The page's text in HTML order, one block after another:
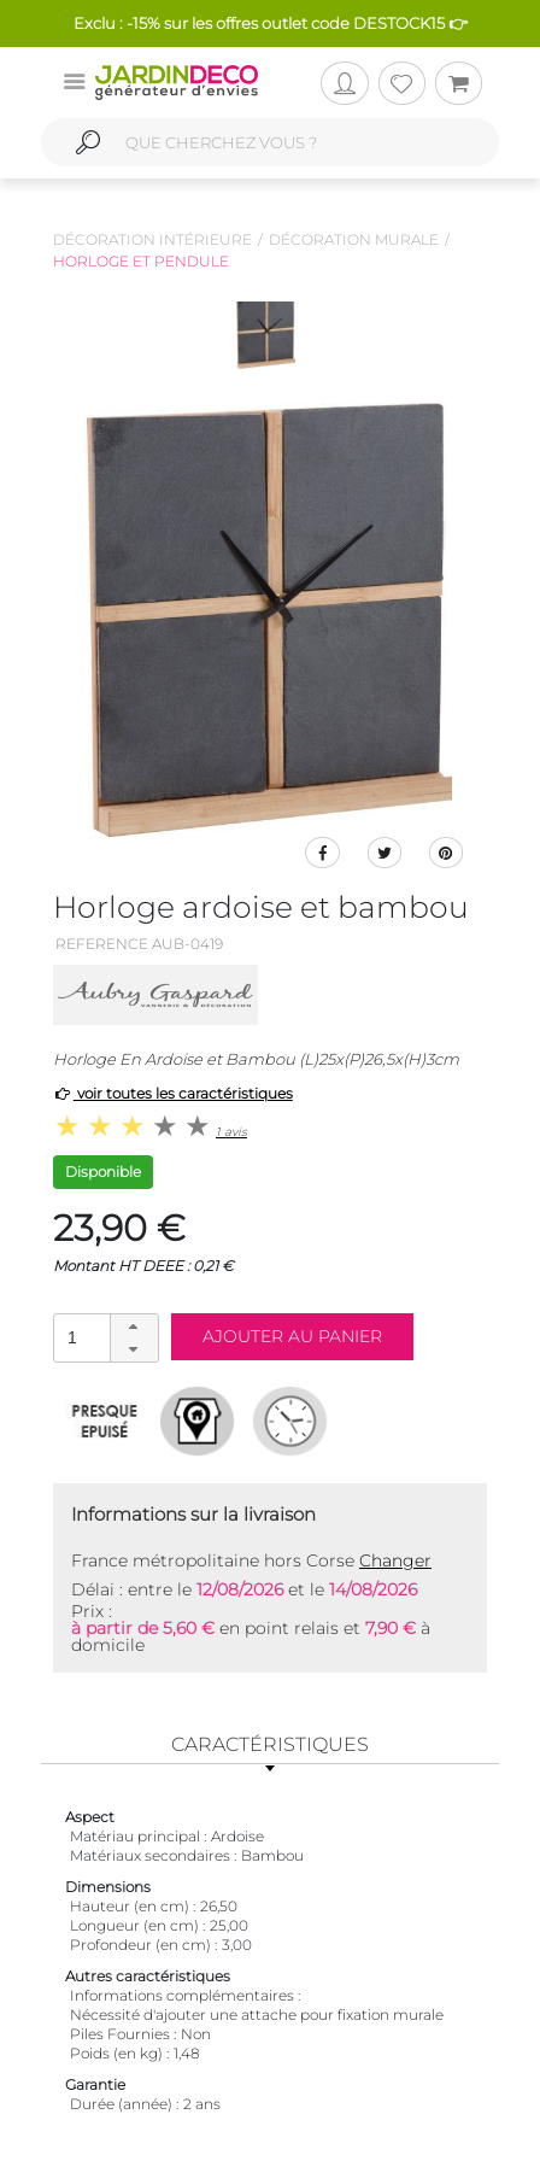
Exclu : -15% sur les offres outlet code DESTOCK15 👉
DÉCORATION INTÉRIEURE
DÉCORATION MURALE
HORLOGE ET PENDULE
Horloge ardoise et bambou
REFERENCE AUB-0419
Horloge En Ardoise et Bambou (L)25x(P)26,5x(H)3cm
voir toutes les caractéristiques
1 avis
Disponible
23,90 €
Montant HT DEEE : 0,21 €
Informations sur la livraison
France métropolitaine hors Corse Changer
Délai : entre le 12/08/2026et le 14/08/2026
Prix :
à partir de 5,60 € en point relais et 7,90 € à
domicile
CARACTÉRISTIQUES
Aspect
Matériau principal
Ardoise
Matériaux secondaires
Bambou
Dimensions
Hauteur (en cm)
26,50
Longueur (en cm)
25,00
Profondeur (en cm)
3,00
Autres caractéristiques
Informations complémentaires
Nécessité d'ajouter une attache pour fixation murale
Piles Fournies
Non
Poids (en kg)
1,48
Garantie
Durée (année)
2 ans